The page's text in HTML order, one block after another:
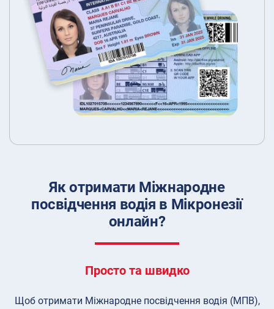
Як отримати Міжнародне
посвідчення водія в Мікронезії
онлайн?
Просто та швидко
Щоб отримати Міжнародне посвідчення водія (МПВ),